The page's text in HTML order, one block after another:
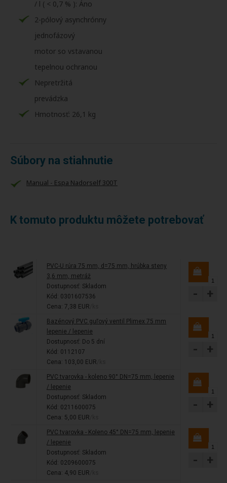
/ l ( < 0,7 % ): Áno
2-pólový asynchrónny
jednofázový
motor so vstavanou
tepelnou ochranou
Nepretržitá
prevádzka
Hmotnosť: 26,1 kg
Súbory na stiahnutie
Manual - Espa Nadorself 300T
K tomuto produktu môžete potrebovať
PVC-U rúra 75 mm, d=75 mm, hrúbka steny
3,6 mm, metráž
Dostupnosť: Skladom
Kód: 0301607536
Cena: 7,38 EUR
- +
Bazénový PVC guľový ventil Plimex 75 mm
lepenie / lepenie
Dostupnosť: Do 5 dní
Kód: 0112107
Cena: 103,00 EUR
- +
PVC tvarovka - koleno 90° DN=75 mm, lepenie
/ lepenie
Dostupnosť: Skladom
Kód: 0211600075
Cena: 5,00 EUR
- +
PVC tvarovka - Koleno 45° DN=75 mm, lepenie
/ lepenie
Dostupnosť: Skladom
Kód: 0209600075
Cena: 4,90 EUR
- +